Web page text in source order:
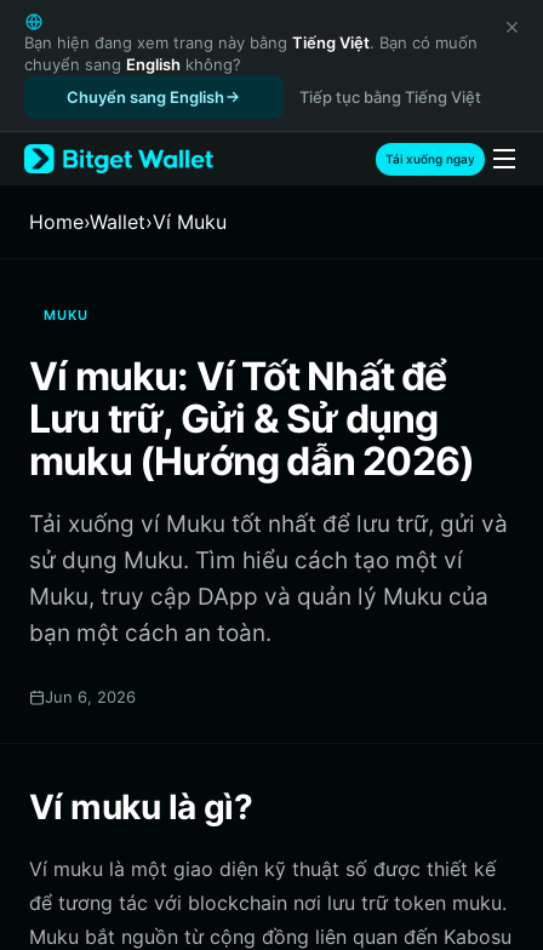
English
日本語
Tiếng Việt
Русский
Español (Latinoamérica)
Türkçe
Français
繁體中文
Bahasa Indonesia
ภาษาไทย
Español
Português (Brasil)
Español (Argentina)
Bạn hiện đang xem trang này bằng Tiếng Việt. Bạn có muốn
chuyển sang English không?
Chuyển sang English
Tiếp tục bằng Tiếng Việt
Tải xuống ngay
Home›Wallet›‌Ví Muku
MUKU
Ví muku: Ví Tốt Nhất để
Lưu trữ, Gửi & Sử dụng
muku (Hướng dẫn 2026)
Tải xuống ví Muku tốt nhất để lưu trữ, gửi và
sử dụng Muku. Tìm hiểu cách tạo một ví
Muku, truy cập DApp và quản lý Muku của
bạn một cách an toàn.
Jun 6, 2026
Ví muku là gì?
Ví muku là một giao diện kỹ thuật số được thiết kế
để tương tác với blockchain nơi lưu trữ token muku.
Muku bắt nguồn từ cộng đồng liên quan đến Kabosu